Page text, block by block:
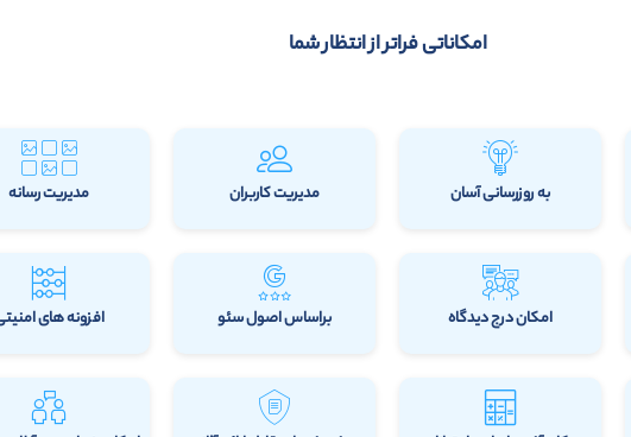
امکاناتی فراتر از انتظار شما
به روزرسانی آسان مدیریت کاربران مدیریت رسانه
امکان درج دیدگاه براساس اصول سئو افزونه های